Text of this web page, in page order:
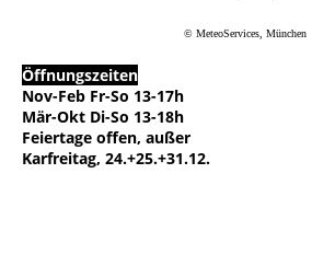
© MeteoServices, München
Öffnungszeiten
Nov-Feb Fr-So 13-17h
Mär-Okt Di-So 13-18h
Feiertage offen, außer
Karfreitag, 24.+25.+31.12.